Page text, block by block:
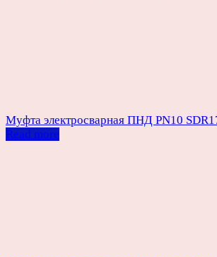
Муфта электросварная ПНД PN10
Read more